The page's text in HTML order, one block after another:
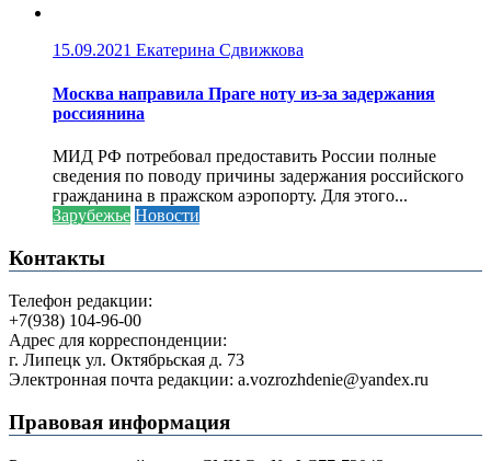
15.09.2021 Екатерина Сдвижкова
Москва направила Праге ноту из-за задержания
россиянина
МИД РФ потребовал предоставить России полные
сведения по поводу причины задержания российского
гражданина в пражском аэропорту. Для этого...
Зарубежье Новости
Контакты
Телефон редакции:
+7(938) 104-96-00
Адрес для корреспонденции:
г. Липецк ул. Октябрьская д. 73
Электронная почта редакции: a.vozrozhdenie@yandex.ru
Правовая информация